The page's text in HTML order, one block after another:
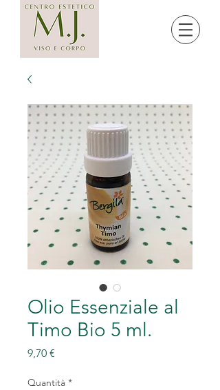
Olio Essenziale al
Timo Bio 5 ml.
9,70 €
Quantità *